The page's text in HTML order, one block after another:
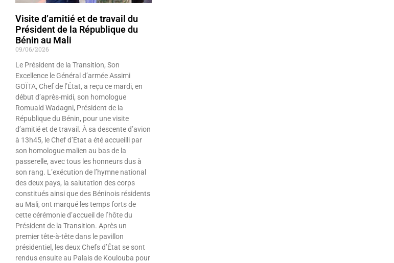
Visite d’amitié et de travail du
Président de la République du
Bénin au Mali
09/06/2026
Le Président de la Transition, Son
Excellence le Général d’armée Assimi
GOÏTA, Chef de l’État, a reçu ce mardi, en
début d’après-midi, son homologue
Romuald Wadagni, Président de la
République du Bénin, pour une visite
d’amitié et de travail. À sa descente d’avion
à 13h45, le Chef d’Etat a été accueilli par
son homologue malien au bas de la
passerelle, avec tous les honneurs dus à
son rang. L’exécution de l’hymne national
des deux pays, la salutation des corps
constitués ainsi que des Béninois résidents
au Mali, ont marqué les temps forts de
cette cérémonie d’accueil de l’hôte du
Président de la Transition. Après un
premier tête-à-tête dans le pavillon
présidentiel, les deux Chefs d’État se sont
rendus ensuite au Palais de Koulouba pour